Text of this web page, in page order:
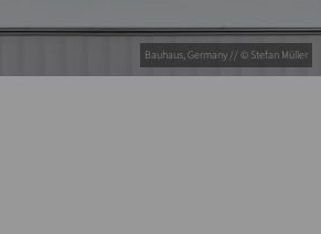
Bauhaus, Germany // © Stefan Müller